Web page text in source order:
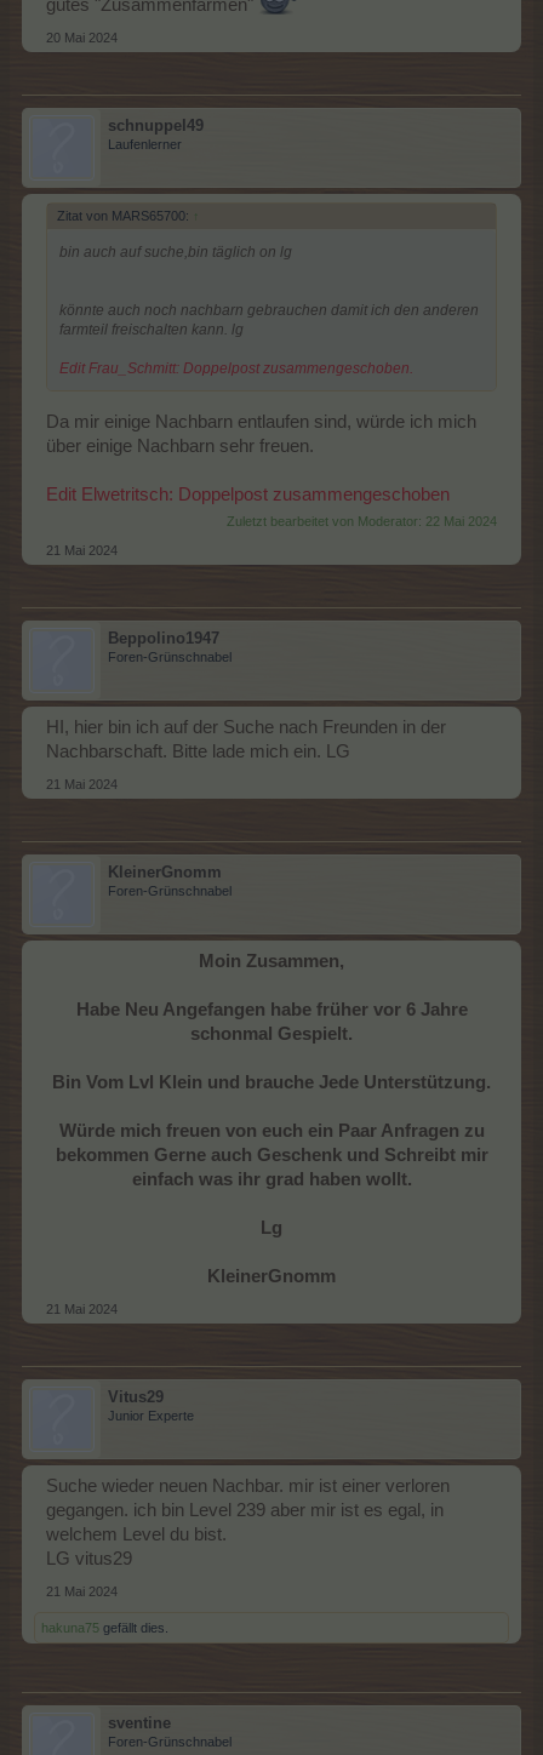
gutes "Zusammenfarmen"
20 Mai 2024
schnuppel49
Laufenlerner
Zitat von MARS65700: ↑
bin auch auf suche,bin täglich on lg
könnte auch noch nachbarn gebrauchen damit ich den anderen
farmteil freischalten kann. lg
Edit Frau_Schmitt: Doppelpost zusammengeschoben.
Da mir einige Nachbarn entlaufen sind, würde ich mich
über einige Nachbarn sehr freuen.
Edit Elwetritsch: Doppelpost zusammengeschoben
Zuletzt bearbeitet von Moderator: 22 Mai 2024
21 Mai 2024
Beppolino1947
Foren-Grünschnabel
HI, hier bin ich auf der Suche nach Freunden in der
Nachbarschaft. Bitte lade mich ein. LG
21 Mai 2024
KleinerGnomm
Foren-Grünschnabel
Moin Zusammen,
Habe Neu Angefangen habe früher vor 6 Jahre
schonmal Gespielt.
Bin Vom Lvl Klein und brauche Jede Unterstützung.
Würde mich freuen von euch ein Paar Anfragen zu
bekommen Gerne auch Geschenk und Schreibt mir
einfach was ihr grad haben wollt.
Lg
KleinerGnomm
21 Mai 2024
Vitus29
Junior Experte
Suche wieder neuen Nachbar. mir ist einer verloren
gegangen. ich bin Level 239 aber mir ist es egal, in
welchem Level du bist.
LG vitus29
21 Mai 2024
hakuna75 gefällt dies.
sventine
Foren-Grünschnabel